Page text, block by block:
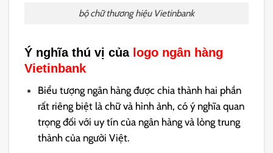
bộ chữ thương hiệu Vietinbank
Ý nghĩa thú vị của logo ngân hàng
Vietinbank
Biểu tượng ngân hàng được chia thành hai phần
rất riêng biệt là chữ và hình ảnh, có ý nghĩa quan
trọng đối với uy tín của ngân hàng và lòng trung
thành của người Việt.